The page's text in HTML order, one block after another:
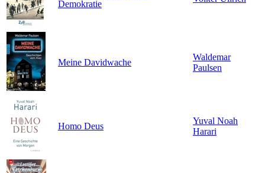
Demokratie
Meine Davidwache
Waldemar
Paulsen
Homo Deus
Yuval Noah
Harari